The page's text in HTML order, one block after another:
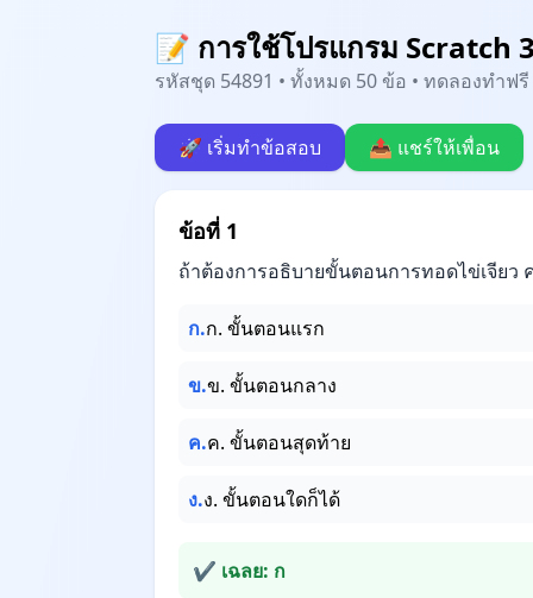
📝 การใช้โปรแกรม Scratch
รหัสชุด 54891 • ทั้งหมด 50 ข้อ • ทดลองทำฟ
🚀 เริ่มทำข้อสอบ 📤 แชร์ให้เพื่อน
ข้อที่ 1
ถ้าต้องการอธิบายขั้นตอนการทอดไข่เจียว
ก.ก. ขั้นตอนแรก
ข.ข. ขั้นตอนกลาง
ค.ค. ขั้นตอนสุดท้าย
ง.ง. ขั้นตอนใดก็ได้
✔ เฉลย: ก